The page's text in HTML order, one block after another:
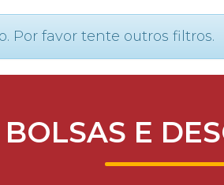
Por favor tente outros filtros.
BOLSAS E